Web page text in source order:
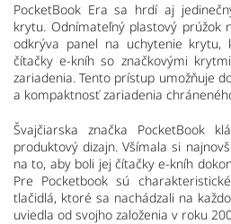
PocketBook Era sa hrdí aj
krytu. Odnímateľný plastový prúžok
odkrýva panel na uchytenie krytu,
čítačky e-kníh so značkovými
zariadenia. Tento prístup umožňuje
a kompaktnosť zariadenia
Švajčiarska značka PocketBook
produktový dizajn. Všímala si
na to, aby boli jej čítačky e-kníh
Pre Pocketbook sú
tlačidlá, ktoré sa nachádzali na
uviedla od svojho založenia v roku